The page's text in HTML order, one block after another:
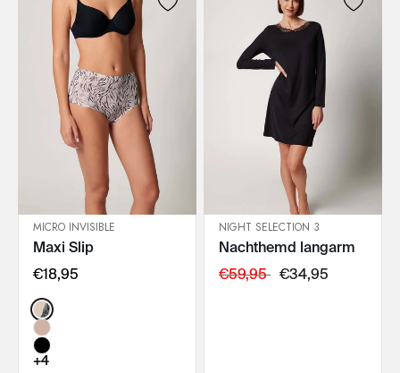
IN DEN WARENKORB
MICRO INVISIBLE
Maxi Slip
€18,95
Color:
+4
IN DEN WARENKORB
NIGHT SELECTION 3
Nachthemd langarm
€59,95 €34,95